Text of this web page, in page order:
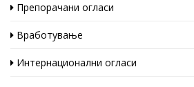
Препорачани огласи
Вработување
Интернационални огласи